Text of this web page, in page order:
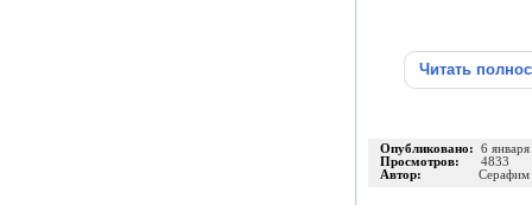
Читать
Опубликовано: 6
Просмотров: 4833
Автор: Серафим